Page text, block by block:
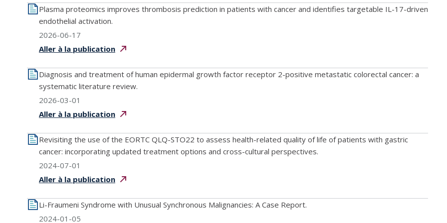
Plasma proteomics improves thrombosis prediction in patients with cancer and identifies targetable IL-17-driven
endothelial activation.
2026-06-17
Aller à la publication
Diagnosis and treatment of human epidermal growth factor receptor 2-positive metastatic colorectal cancer: a
systematic literature review.
2026-03-01
Aller à la publication
Revisiting the use of the EORTC QLQ-STO22 to assess health-related quality of life of patients with gastric
cancer: incorporating updated treatment options and cross-cultural perspectives.
2024-07-01
Aller à la publication
Li-Fraumeni Syndrome with Unusual Synchronous Malignancies: A Case Report.
2024-01-05